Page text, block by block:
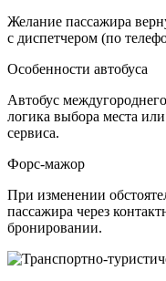
Желание пассажира
с диспетчером (по
Особенности автобуса
Автобус
логика выбора места
сервиса.
Форс-мажор
При изменении
пассажира через
бронировании.